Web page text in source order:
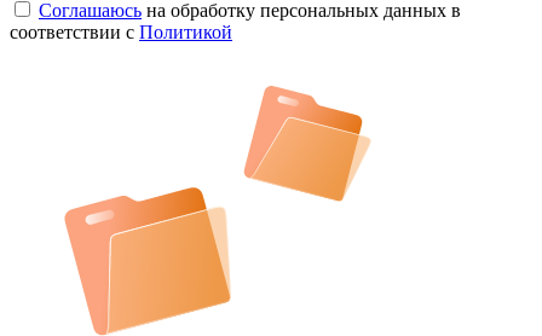
Соглашаюсь на обработку персональных данных в
соответствии с Политикой